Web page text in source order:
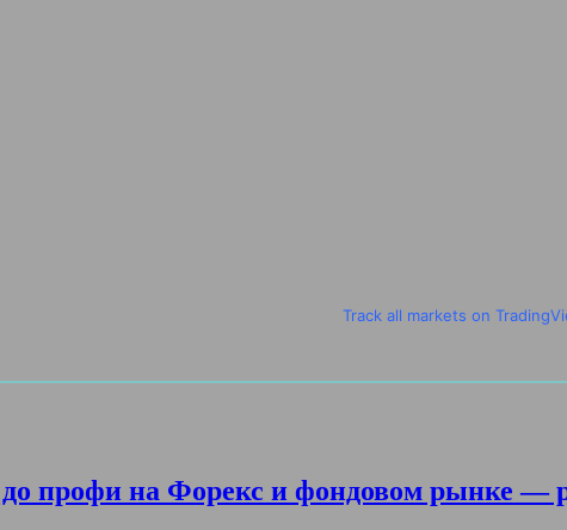
Track all markets on
профи на Форекс и фондовом рынке —